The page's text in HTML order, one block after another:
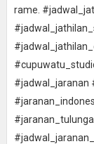
rame.
#jadwal_jaranan